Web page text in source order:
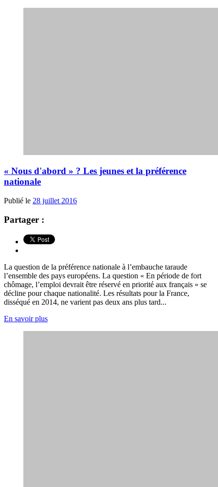
« Nous d'abord » ? Les jeunes et la préférence
nationale
Publié le 28 juillet 2016
Partager :
La question de la préférence nationale à l’embauche taraude
l’ensemble des pays européens. La question « En période de fort
chômage, l’emploi devrait être réservé en priorité aux français » se
décline pour chaque nationalité. Les résultats pour la France,
disséqué en 2014, ne varient pas deux ans plus tard...
En savoir plus